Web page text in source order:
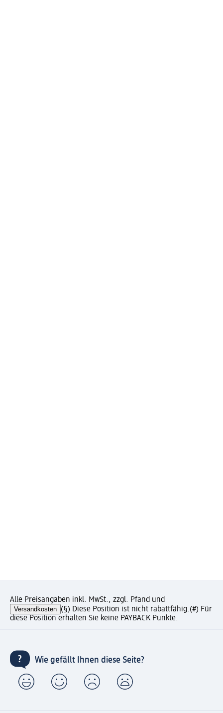
Alle Preisangaben inkl. MwSt., zzgl. Pfand und
Versandkosten (§) Diese Position ist nicht rabattfähig.(#) Für
diese Position erhalten Sie keine PAYBACK Punkte.
Wie gefällt Ihnen diese Seite?